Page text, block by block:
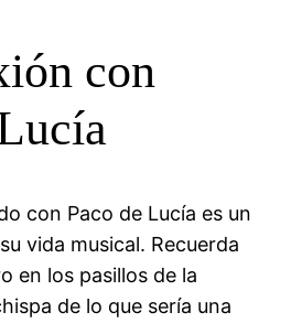
con
con Paco de Lucía es un
vida musical. Recuerda
en los pasillos de la
de lo que sería una